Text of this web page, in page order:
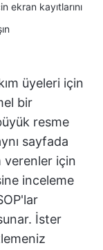
ekran kayıtlarını
üyeleri için
bir
resme
sayfada
verenler için
inceleme
İster